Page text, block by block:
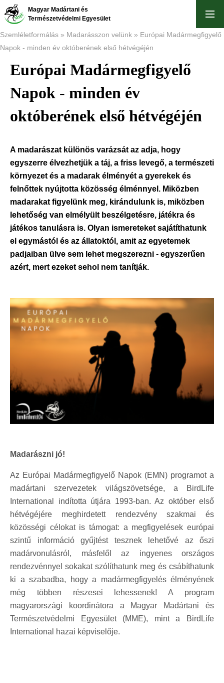
Ugrás
tartalomra
Magyar Madártani és
Természetvédelmi Egyesület
Morzsa
Szemléletformálás Madarásszon velünk
Európai Madármegfigyelő
Napok - minden év októberének első hétvégéjén
Európai Madármegfigyelő
Napok - minden év
októberének első hétvégéjén
A madarászat különös varázsát az adja, hogy
egyszerre élvezhetjük a táj, a friss levegő, a természeti
környezet és a madarak élményét a gyerekek és
felnőttek nyújtotta közösség élménnyel. Miközben
madarakat figyelünk meg, kirándulunk is, miközben
lehetőség van elmélyült beszélgetésre, játékra és
játékos tanulásra is. Olyan ismereteket sajátíthatunk
el egymástól és az állatoktól, amit az egyetemek
padjaiban ülve sem lehet megszerezni - egyszerűen
azért, mert ezeket sehol nem tanítják.
Madarászni jó!
Az Európai Madármegfigyelő Napok (EMN) programot a
madártani szervezetek világszövetsége, a BirdLife
International indította útjára 1993-ban. Az október első
hétvégéjére meghirdetett rendezvény szakmai és
közösségi célokat is támogat: a megfigyelések európai
szintű információ gyűjtést tesznek lehetővé az őszi
madárvonulásról, másfelől az ingyenes országos
rendezvénnyel sokakat szólíthatunk meg és csábíthatunk
ki a szabadba, hogy a madármegfigyelés élményének
még többen részesei lehessenek! A program
magyarországi koordinátora a Magyar Madártani és
Természetvédelmi Egyesület (MME), mint a BirdLife
International hazai képviselője.